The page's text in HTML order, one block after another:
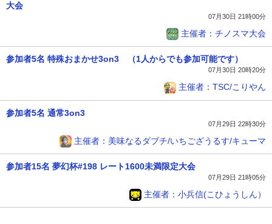
大会
07月30日 21時00分
主催者：チノスマ大会
参加者5名 特殊おまかせ3on3 （1人からでも参加可能です）
07月30日 20時20分
主催者：TSC/こりやん
参加者5名 通常3on3
07月29日 22時30分
主催者：美味なるダブチ/いちござうるす/キューマ
参加者15名 夢幻杯#198 レート1600未満限定大会
07月29日 21時05分
主催者：小兵信(こひょうしん）